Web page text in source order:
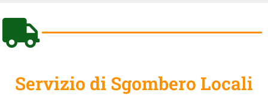
Servizio di Sgombero Locali